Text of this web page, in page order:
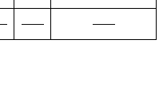
—— ——